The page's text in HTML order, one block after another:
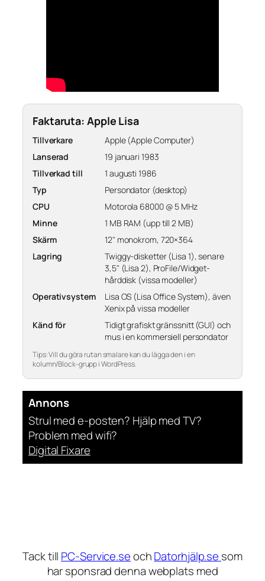
Faktaruta: Apple Lisa
Tillverkare
Apple (Apple Computer)
Lanserad
19 januari 1983
Tillverkad till
1 augusti 1986
Typ
Persondator (desktop)
CPU
Motorola 68000 @ 5 MHz
Minne
1 MB RAM (upp till 2 MB)
Skärm
12" monokrom, 720×364
Lagring
Twiggy-disketter (Lisa 1), senare
3,5" (Lisa 2), ProFile/Widget-
hårddisk (vissa modeller)
Operativsystem
Lisa OS (Lisa Office System), även
Xenix på vissa modeller
Känd för
Tidigt grafiskt gränssnitt (GUI) och
mus i en kommersiell persondator
Tips: Vill du göra rutan smalare kan du lägga den i en
kolumn/Block-grupp i WordPress.
Annons
Strul med e-posten? Hjälp med TV?
Problem med wifi?
Digital Fixare
Tack till PC-Service.seochDatorhjälp.se som
har sponsrad denna webplats med